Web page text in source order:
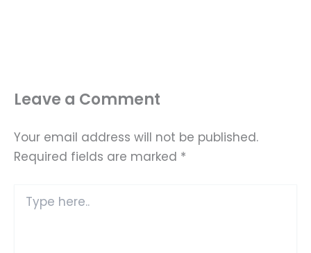
Leave a Comment
Your email address will not be published.
Required fields are marked *
here..